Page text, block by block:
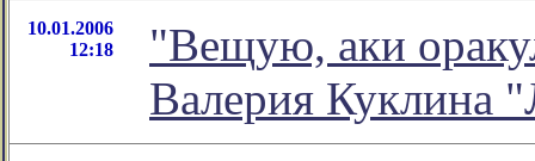
10.01.2006
12:18
"Вещую, аки
Валерия Куклина